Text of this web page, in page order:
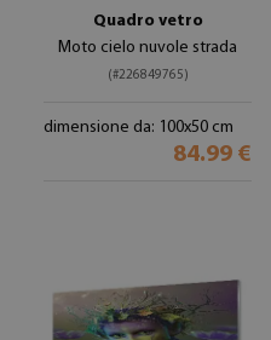
Quadro vetro
Moto cielo nuvole strada
(#226849765)
dimensione da: 100x50 cm
84.99 €